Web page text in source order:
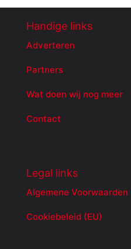
Handige links
Adverteren
Partners
Wat doen wij nog meer
Contact
Legal links
Algemene Voorwaarden
Cookiebeleid (EU)